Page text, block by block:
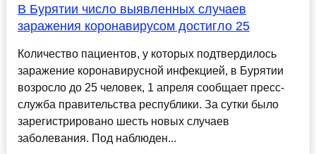
В Бурятии число выявленных случаев
заражения коронавирусом достигло 25
Количество пациентов, у которых подтвердилось
заражение коронавирусной инфекцией, в Бурятии
возросло до 25 человек, 1 апреля сообщает пресс-
служба правительства республики. За сутки было
зарегистрировано шесть новых случаев
заболевания. Под наблюден...